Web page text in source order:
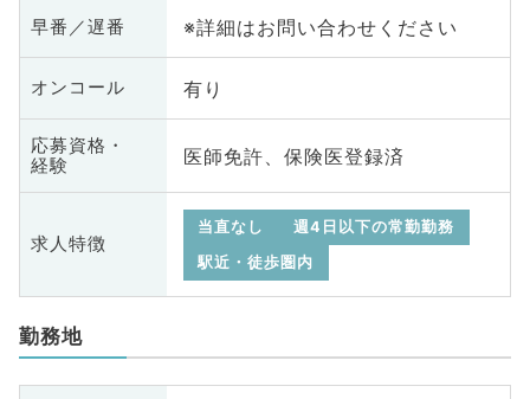
早番／遅番 ※詳細はお問い合わせください
オンコール 有り
応募資格・
経験
医師免許、保険医登録済
求人特徴
当直なし
週4日以下の常勤勤務
駅近・徒歩圏内
勤務地